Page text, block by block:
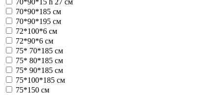
70*90*15 h 27 см
70*90*185 см
70*90*195 см
72*100*6 см
72*90*6 см
75* 70*185 см
75* 80*185 см
75* 90*185 см
75*100*185 см
75*150 см